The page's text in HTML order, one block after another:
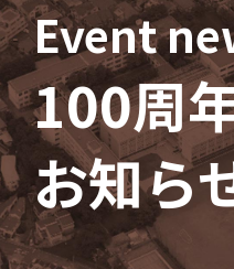
Event
100周
お知ら